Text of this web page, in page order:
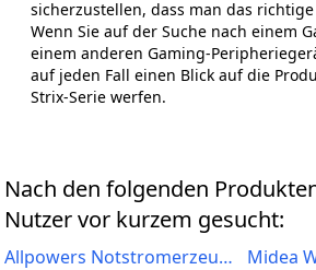
sicherzustellen, dass man das
Wenn Sie auf der Suche nach einem
einem anderen Gaming-
auf jeden Fall einen Blick auf die
Strix-Serie werfen.
Nach den folgenden
Nutzer vor kurzem gesucht:
Allpowers Notstromerzeuger
Midea